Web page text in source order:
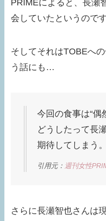
PRIMEによると、長瀬
会していたというのです
そしてそれはTOBEへ
う話にも…
今回の食事は“偶
どうしたって長
期待してしまう。
引用元： 週刊女性
さらに長瀬智也さんは